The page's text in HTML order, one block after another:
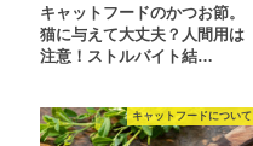
キャットフードのかつお節。
猫に与えて大丈夫？人間用は
注意！ストルバイト結…
キャットフードについて